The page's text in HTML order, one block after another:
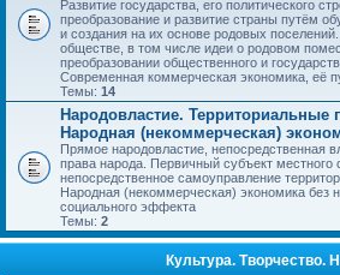
Развитие государства, его политического
преобразование и развитие страны путём
и создания на их основе родовых
обществе, в том числе идеи о родовом
преобразовании общественного и
Современная коммерческая экономика, её
Темы: 14
Народовластие.
Народная (некоммерческая)
Прямое народовластие, непосредственная
права народа. Первичный субъект местного
непосредственное самоуправление
Народная (некоммерческая) экономика без
социального эффекта
Темы: 2
Культура. Творчество.